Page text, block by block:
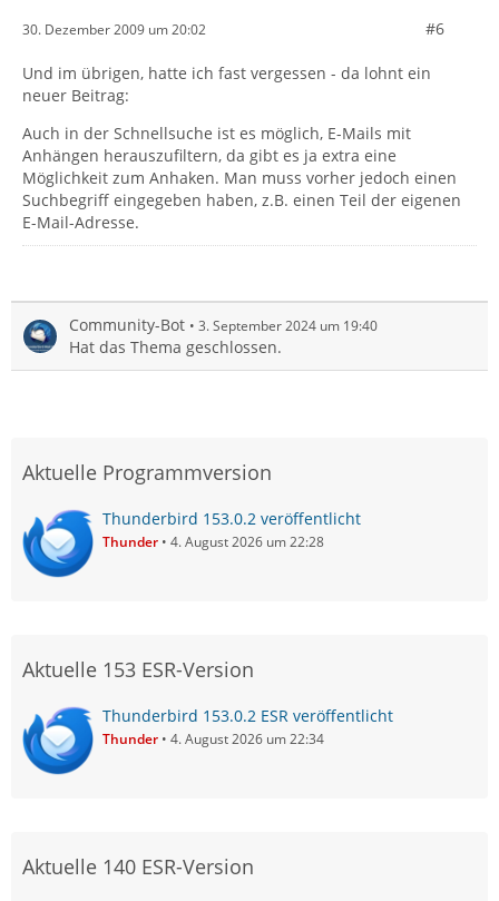
30. Dezember 2009 um 20:02 #6
Und im übrigen, hatte ich fast vergessen - da lohnt ein
neuer Beitrag:
Auch in der Schnellsuche ist es möglich, E-Mails mit
Anhängen herauszufiltern, da gibt es ja extra eine
Möglichkeit zum Anhaken. Man muss vorher jedoch einen
Suchbegriff eingegeben haben, z.B. einen Teil der eigenen
E-Mail-Adresse.
Community-Bot 3. September 2024 um 19:40
Hat das Thema geschlossen.
Aktuelle Programmversion
Thunderbird 153.0.2 veröffentlicht
Thunder 4. August 2026 um 22:28
Aktuelle 153 ESR-Version
Thunderbird 153.0.2 ESR veröffentlicht
Thunder 4. August 2026 um 22:34
Aktuelle 140 ESR-Version